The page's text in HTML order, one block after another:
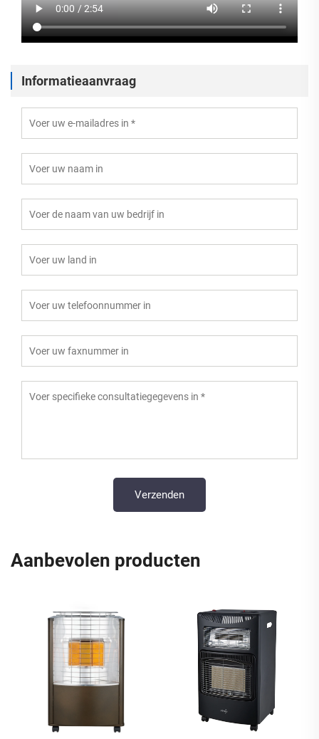
Informatieaanvraag
Aanbevolen producten